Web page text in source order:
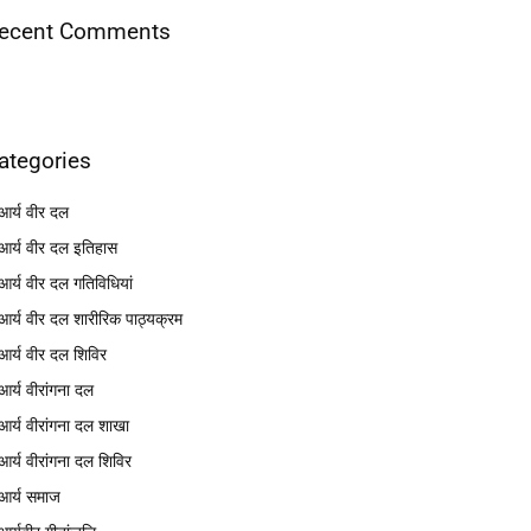
Comments
वीर दल
वीर दल इतिहास
वीर दल गतिविधियां
वीर दल शारीरिक पाठ्यक्रम
वीर दल शिविर
वीरांगना दल
वीरांगना दल शाखा
वीरांगना दल शिविर
समाज